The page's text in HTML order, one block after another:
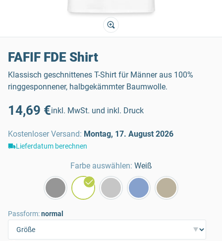
FAFIF FDE Shirt
Klassisch geschnittenes T-Shirt für Männer aus 100%
ringgesponnener, halbgekämmter Baumwolle.
14,69 €inkl. MwSt. und inkl. Druck
Kostenloser Versand: Montag, 17. August 2026
Lieferdatum berechnen
Farbe auswählen: Weiß
Passform:normal